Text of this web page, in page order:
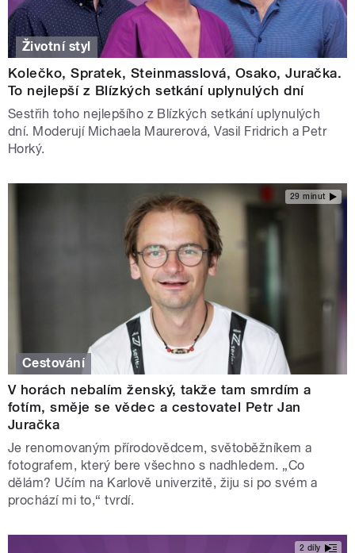
Životní styl
Kolečko, Spratek, Steinmasslová, Osako, Juračka.
To nejlepší z Blízkých setkání uplynulých dní
Sestřih toho nejlepšího z Blízkých setkání uplynulých
dní. Moderují Michaela Maurerová, Vasil Fridrich a Petr
Horký.
29 minut
Cestování
V horách nebalím ženský, takže tam smrdím a
fotím, směje se vědec a cestovatel Petr Jan
Juračka
Je renomovaným přírodovědcem, světoběžníkem a
fotografem, který bere všechno s nadhledem. „Co
dělám? Učím na Karlově univerzitě, žiju si po svém a
prochází mi to,“ tvrdí.
2 díly